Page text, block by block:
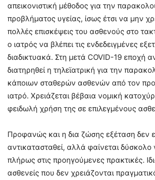
απεικονιστική μέθοδος για την
προβλήματος υγείας, ίσως έτσι να μην
πολλές επισκέψεις του ασθενούς στο
ο ιατρός να βλέπει τις ενδεδειγμένες
διαδικτυακά. Στη μετά COVID-19 εποχή
διατηρηθεί η τηλεϊατρική για την
κάποιων σταθερών ασθενών από τον
ιατρό. Χρειάζεται βέβαια νομική
φειδωλή χρήση της σε επιλεγμένους
Προφανώς και η δια ζώσης εξέταση δεν
αντικατασταθεί, αλλά φαίνεται
πλήρως στις προηγούμενες πρακτικές.
ασθενείς που δεν χρειάζονται